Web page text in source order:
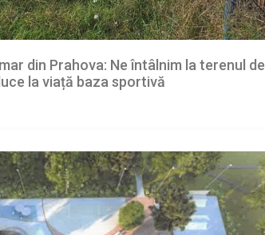
din Prahova: Ne întâlnim la terenul de
la viață baza sportivă